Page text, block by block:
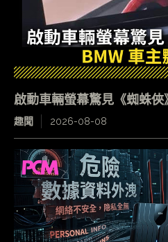
啟動車輛螢幕驚見《蜘蛛
趣聞 2026-08-08